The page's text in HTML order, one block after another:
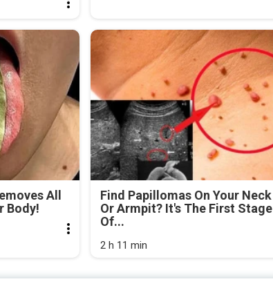
All
Body!
Find Papillomas On Your Neck
Or Armpit? It's The First Stage
Of...
2 h 11 min